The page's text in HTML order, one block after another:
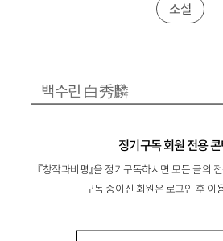
정기구독 회원 전용
『창작과비평』을 정기구독하시면 모든 글의
구독 중이신 회원은 로그인 후 이
소설
백수린 白秀麟
로 등단. 소설집 『폴링 인 폴』 『
음.